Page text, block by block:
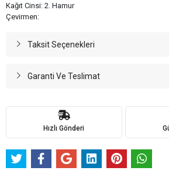
Kağıt Cinsi: 2. Hamur
Çevirmen:
Taksit Seçenekleri
Garanti Ve Teslimat
Hızlı Gönderi